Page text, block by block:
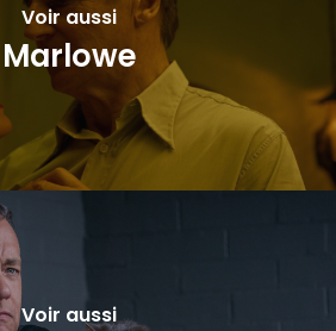
Voir aussi
Marlowe
Voir aussi